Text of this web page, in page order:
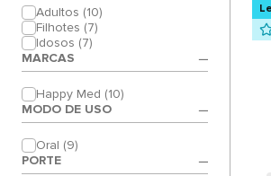
Adultos (10)
Filhotes (7)
Idosos (7)
MARCAS
Happy Med (10)
MODO DE USO
Oral (9)
PORTE